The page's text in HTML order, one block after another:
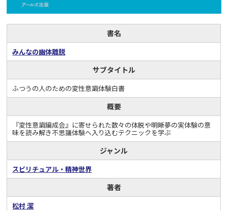
書名
みんなの幽体離脱
サブタイトル
ふつうの人のための変性意識体験白書
概要
『変性意識編成会』に寄せられた数々の体脱や明晰夢の実体験の意
味を読み解き不思議体験へ入り込むテクニックを学ぶ
ジャンル
スピリチュアル・精神世界
著者
松村 潔